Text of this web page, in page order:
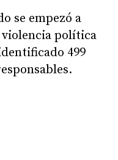
se empezó a
política
499